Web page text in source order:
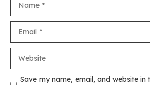
Save my name, email, and website in